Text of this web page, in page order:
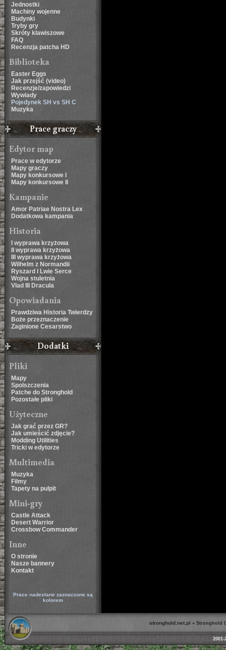
Jednostki
Machiny wojenne
Budynki
Tryby gry
Skróty klawiszowe
FAQ
Recenzja patcha HD
Biblioteka
Easter Eggs
Jak przejść (video)
Recenzje/zapowiedzi
Wywiady
Pojedynek SH vs SH C
Muzyka
Prace graczy
Edytor map
Prace w edytorze
Mapy graczy
Mapy konkursowe I
Mapy konkursowe II
Kampanie
Amor Patriae Nostra Lex
Dodatkowa kampania
Historia
I wyprawa krzyżowa
II wyprawa krzyżowa
III wyprawa krzyżowa
Wilhelm z Normandii
Ryszard I Lwie Serce
Wojna stuletnia
Vlad III Dracula
Opowiadania
Prawdziwa Historia Twierdzy
Boże przeznaczenie
Zaginione Cesarstwo
Dodatki
Pliki
Mapy
Spolszczenia
Patche do Stronghold
Pozostałe pliki
Użyteczne
Jak grać przez GR?
Jak umieścić zdjęcie?
Modding Utilities
Tricki w edytorze
Multimedia
Muzyka
Filmy
Tapety na pulpit
Mini-gry
Castle Attack
Desert Warrior
Crossbow Commander
Inne
O stronie
Nasze bannery
Kontakt
Prace nadesłane zaznaczone są
kolorem
stronghold.net.pl » Stronghold